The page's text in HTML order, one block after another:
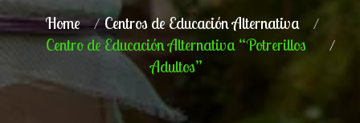
Home
Centros de Educación Alternativa
Centro de Educación Alternativa “Potrerillos
Adultos”